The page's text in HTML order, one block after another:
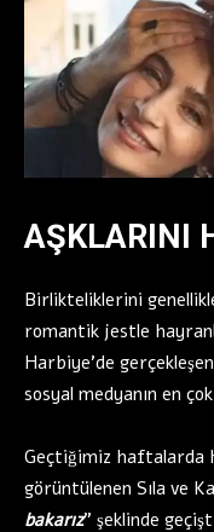
AŞKLARINI
Birlikteliklerini
romantik jestle
Harbiye’de
sosyal medyanın en
Geçtiğimiz haftalarda
görüntülenen Sıla ve
bakarız” şeklinde